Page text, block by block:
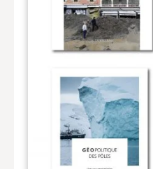
Santé
Sciences
Index
>>